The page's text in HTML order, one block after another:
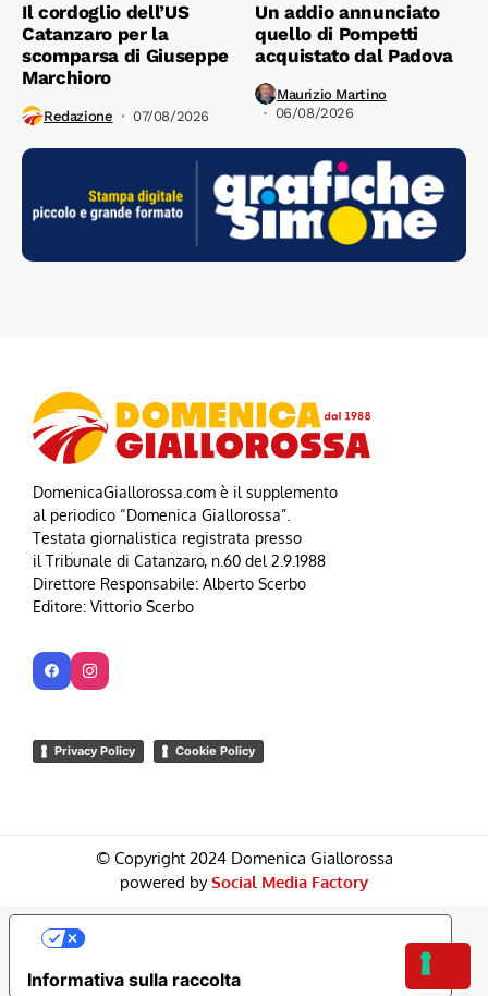
Il cordoglio dell’US
Catanzaro per la
scomparsa di Giuseppe
Marchioro
Redazione 07/08/2026
Un addio annunciato
quello di Pompetti
acquistato dal Padova
Maurizio Martino
06/08/2026
DomenicaGiallorossa.com è il supplemento
al periodico “Domenica Giallorossa”.
Testata giornalistica registrata presso
il Tribunale di Catanzaro, n.60 del 2.9.1988
Direttore Responsabile: Alberto Scerbo
Editore: Vittorio Scerbo
Privacy Policy Cookie Policy
© Copyright 2024 Domenica Giallorossa
powered bySocial Media Factory
Informativa sulla raccolta
Le Tue Preferenze Relative Alla Privacy